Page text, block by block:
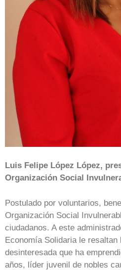
Luis Felipe López López,
Organización Social
Postulado por voluntarios,
Organización Social
ciudadanos. A este
Economía Solidaria le resaltan
desinteresada que ha
años, líder juvenil de nobles